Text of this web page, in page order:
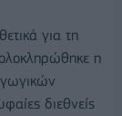
για τη
η
διεθνείς